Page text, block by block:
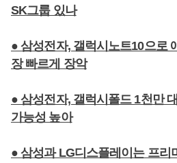
SK그룹 있나
● 삼성전자, 갤럭시노트10으로
장 빠르게 장악
● 삼성전자, 갤럭시폴드 1천만
가능성 높아
● 삼성과 LG디스플레이는 프리